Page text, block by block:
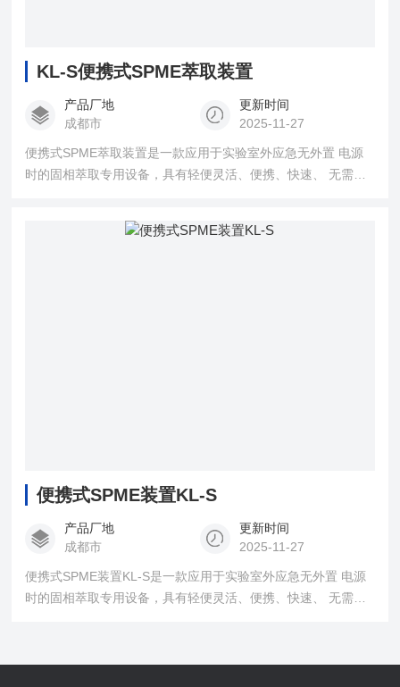
KL-S便携式SPME萃取装置
产品厂地
成都市
更新时间
2025-11-27
便携式SPME萃取装置是一款应用于实验室外应急无外置 电源
时的固相萃取专用设备，具有轻便灵活、便携、快速、 无需等
便携式SPME装置KL-S
产品厂地
成都市
更新时间
2025-11-27
便携式SPME装置KL-S是一款应用于实验室外应急无外置 电源
时的固相萃取专用设备，具有轻便灵活、便携、快速、 无需等